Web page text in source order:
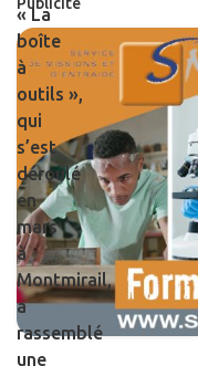
« La
boîte
à
outils »,
qui
s’est
déroulé
en
mars
à
Montmirail,
a
rassemblé
une